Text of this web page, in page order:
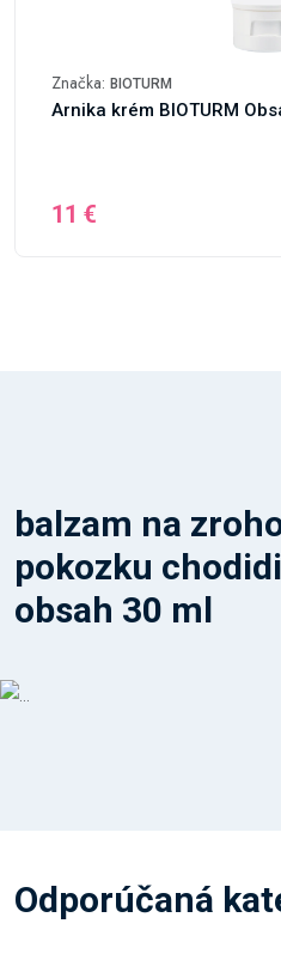
Značka: BIOTURM
Arnika krém BIOTURM
11 €
balzam na
pokozku
obsah 30 ml
Odporúčaná